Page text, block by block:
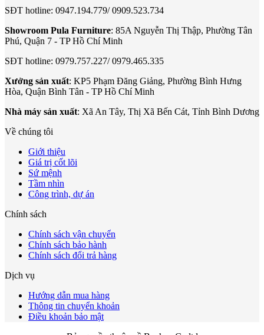
SĐT hotline: 0947.194.779/ 0909.523.734
Showroom Pula Furniture: 85A Nguyễn Thị Thập, Phường Tân
Phú, Quận 7 - TP Hồ Chí Minh
SĐT hotline: 0979.757.227/ 0979.465.335
Xưởng sản xuất: KP5 Phạm Đăng Giảng, Phường Bình Hưng
Hòa, Quận Bình Tân - TP Hồ Chí Minh
Nhà máy sản xuất: Xã An Tây, Thị Xã Bến Cát, Tỉnh Bình Dương
Về chúng tôi
Giới thiệu
Giá trị cốt lõi
Sứ mệnh
Tầm nhìn
Công trình, dự án
Chính sách
Chính sách vận chuyển
Chính sách bảo hành
Chính sách đổi trả hàng
Dịch vụ
Hướng dẫn mua hàng
Thông tin chuyển khoản
Điều khoản bảo mật